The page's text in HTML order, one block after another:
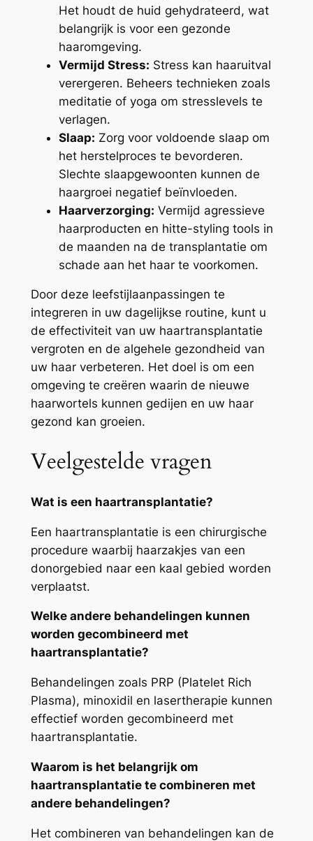
Het houdt de huid gehydrateerd, wat
belangrijk is voor een gezonde
haaromgeving.
Vermijd Stress: Stress kan haaruitval
verergeren. Beheers technieken zoals
meditatie of yoga om stresslevels te
verlagen.
Slaap: Zorg voor voldoende slaap om
het herstelproces te bevorderen.
Slechte slaapgewoonten kunnen de
haargroei negatief beïnvloeden.
Haarverzorging: Vermijd agressieve
haarproducten en hitte-styling tools in
de maanden na de transplantatie om
schade aan het haar te voorkomen.
Door deze leefstijlaanpassingen te
integreren in uw dagelijkse routine, kunt u
de effectiviteit van uw haartransplantatie
vergroten en de algehele gezondheid van
uw haar verbeteren. Het doel is om een
omgeving te creëren waarin de nieuwe
haarwortels kunnen gedijen en uw haar
gezond kan groeien.
Veelgestelde vragen
Wat is een haartransplantatie?
Een haartransplantatie is een chirurgische
procedure waarbij haarzakjes van een
donorgebied naar een kaal gebied worden
verplaatst.
Welke andere behandelingen kunnen
worden gecombineerd met
haartransplantatie?
Behandelingen zoals PRP (Platelet Rich
Plasma), minoxidil en lasertherapie kunnen
effectief worden gecombineerd met
haartransplantatie.
Waarom is het belangrijk om
haartransplantatie te combineren met
andere behandelingen?
Het combineren van behandelingen kan de